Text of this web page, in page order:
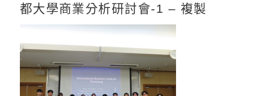
都大學商業分析研討會-1 – 複製